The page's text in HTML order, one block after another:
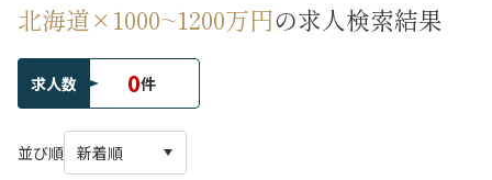
北海道×1000~1200万円の求人検索結果
求人数 0件
並び順